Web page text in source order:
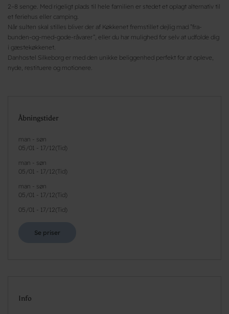
2–8 senge. Med rigeligt plads til hele familien er stedet et oplagt alternativ til
et feriehus eller camping.
Når sulten skal stilles bliver der af Køkkenet fremstillet dejlig mad ”fra-
bunden-og-med-gode-råvarer”, eller du har mulighed for selv at udfolde dig
i gæstekøkkenet.
Danhostel Silkeborg er med den unikke beliggenhed perfekt for at opleve,
nyde, restituere og motionere.
Åbningstider
man - søn
05/01 - 17/12( Tid)
man - søn
05/01 - 17/12( Tid)
man - søn
05/01 - 17/12( Tid)
05/01 - 17/12( Tid)
Se priser
Info